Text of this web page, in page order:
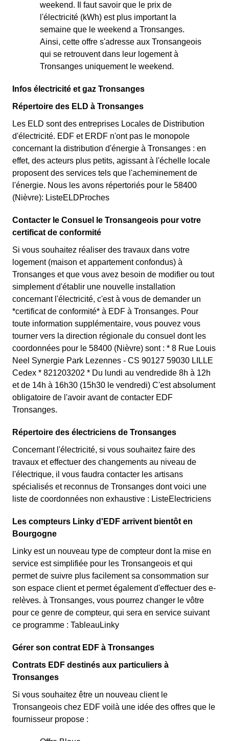
weekend. Il faut savoir que le prix de
l'électricité (kWh) est plus important la
semaine que le weekend a Tronsanges.
Ainsi, cette offre s'adresse aux Tronsangeois
qui se retrouvent dans leur logement à
Tronsanges uniquement le weekend.
Infos électricité et gaz Tronsanges
Répertoire des ELD à Tronsanges
Les ELD sont des entreprises Locales de Distribution
d'électricité. EDF et ERDF n'ont pas le monopole
concernant la distribution d'énergie à Tronsanges : en
effet, des acteurs plus petits, agissant à l'échelle locale
proposent des services tels que l'acheminement de
l'énergie. Nous les avons répertoriés pour le 58400
(Nièvre): ListeELDProches
Contacter le Consuel le Tronsangeois pour votre
certificat de conformité
Si vous souhaitez réaliser des travaux dans votre
logement (maison et appartement confondus) à
Tronsanges et que vous avez besoin de modifier ou tout
simplement d'établir une nouvelle installation
concernant l'électricité, c'est à vous de demander un
*certificat de conformité* à EDF à Tronsanges. Pour
toute information supplémentaire, vous pouvez vous
tourner vers la direction régionale du consuel dont les
coordonnées pour le 58400 (Nièvre) sont : * 8 Rue Louis
Neel Synergie Park Lezennes - CS 90127 59030 LILLE
Cedex * 821203202 * Du lundi au vendredide 8h à 12h
et de 14h à 16h30 (15h30 le vendredi) C'est absolument
obligatoire de l'avoir avant de contacter EDF
Tronsanges.
Répertoire des électriciens de Tronsanges
Concernant l'électricité, si vous souhaitez faire des
travaux et effectuer des changements au niveau de
l'électrique, il vous faudra contacter les artisans
spécialisés et reconnus de Tronsanges dont voici une
liste de coordonnées non exhaustive : ListeElectriciens
Les compteurs Linky d'EDF arrivent bientôt en
Bourgogne
Linky est un nouveau type de compteur dont la mise en
service est simplifiée pour les Tronsangeois et qui
permet de suivre plus facilement sa consommation sur
son espace client et permet également d'effectuer des e-
relèves. à Tronsanges, vous pourrez changer le vôtre
pour ce genre de compteur, qui sera en service suivant
ce programme : TableauLinky
Gérer son contrat EDF à Tronsanges
Contrats EDF destinés aux particuliers à
Tronsanges
Si vous souhaitez être un nouveau client le
Tronsangeois chez EDF voilà une idée des offres que le
fournisseur propose :